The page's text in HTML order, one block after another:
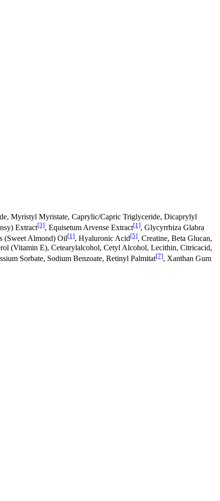
Myristyl Myristate, Caprylic/Capric Triglyceride, Dicaprylyl
Extract[3], Equisetum Arvense Extract[1], Glycyrrhiza Glabra
(Sweet Almond) Oil[1], Hyaluronic Acid[5], Creatine, Beta Glucan,
(Vitamin E), Cetearylalcohol, Cetyl Alcohol, Lecithin, Citricacid,
Sorbate, Sodium Benzoate, Retinyl Palmitat[7], Xanthan Gum